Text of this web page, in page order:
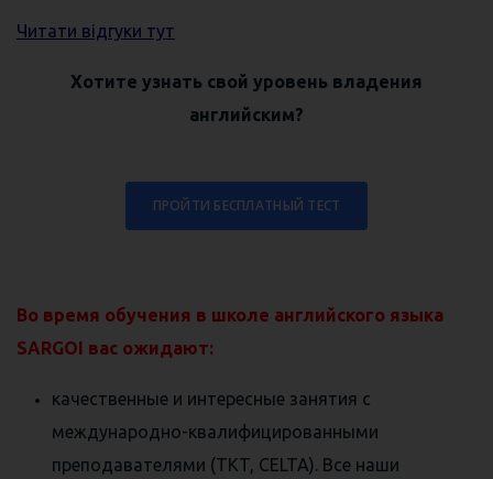
Читати відгуки тут
Хотите узнать свой уровень владения
английским?
ПРОЙТИ БЕСПЛАТНЫЙ ТЕСТ
Во время обучения в школе английского языка
SARGOI вас ожидают:
качественные и интересные занятия с
международно-квалифицированными
преподавателями (TKT, CELTA). Все наши